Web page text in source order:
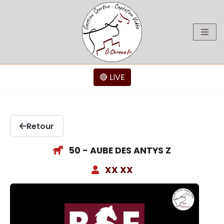
🔴 LIVE
Retour
50 - AUBE DES ANTYS Z
XX XX